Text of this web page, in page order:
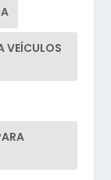
VEÍCULOS